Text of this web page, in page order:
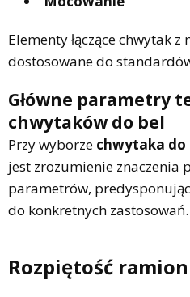
Elementy łączące chwytak z
dostosowane do
Główne parametry
chwytaków do bel
Przy wyborze chwytaka do
jest zrozumienie znaczenia
parametrów,
do konkretnych zastosowań.
Rozpiętość